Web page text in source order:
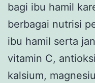
bagi ibu hamil
berbagai nutrisi
ibu hamil serta
vitamin C,
kalsium,